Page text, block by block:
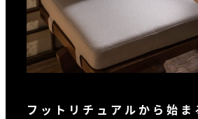
フットリチュアルから始ま